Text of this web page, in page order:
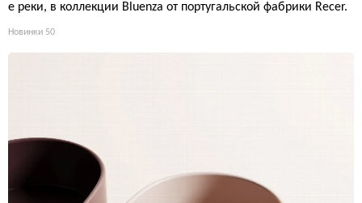
е реки, в коллекции Bluenza от португальской фабрики Recer.
Новинки 50